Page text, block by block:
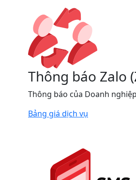
Thông báo Zalo
Thông báo của Doanh
Bảng giá dịch vụ